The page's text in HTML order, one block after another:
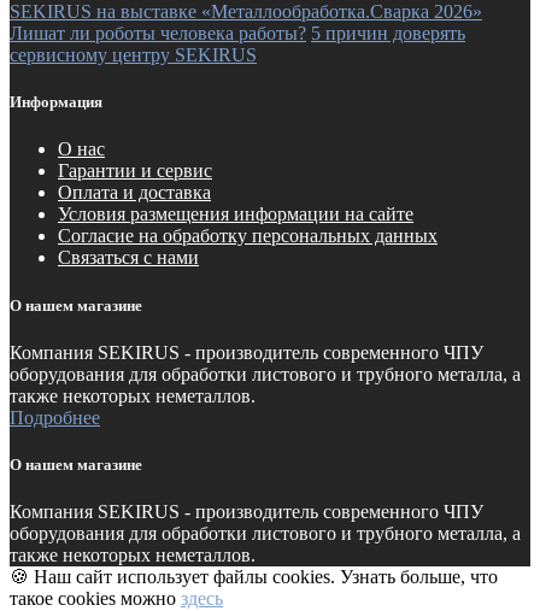
SEKIRUS на выставке «Металлообработка.Сварка 2026»
Лишат ли роботы человека работы? 5 причин доверять
сервисному центру SEKIRUS
Информация
О нас
Гарантии и сервис
Оплата и доставка
Условия размещения информации на сайте
Согласие на обработку персональных данных
Связаться с нами
О нашем магазине
Компания SEKIRUS - производитель современного ЧПУ
оборудования для обработки листового и трубного металла, а
также некоторых неметаллов.
Подробнее
О нашем магазине
Компания SEKIRUS - производитель современного ЧПУ
оборудования для обработки листового и трубного металла, а
также некоторых неметаллов.
🍪 Наш сайт использует файлы cookies. Узнать больше, что
такое cookies можно здесь